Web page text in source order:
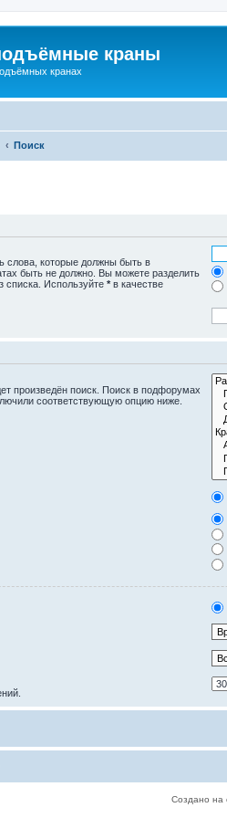
краны
кранах
Поиск
слова, которые должны быть в
быть не должно. Вы можете разделить
списка. Используйте * в качестве
произведён поиск. Поиск в подфорумах
соответствующую опцию ниже.
Создано на